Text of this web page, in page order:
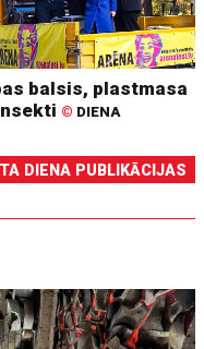
balsis, plastmasa
© DIENA
DIENA PUBLIKĀCIJAS